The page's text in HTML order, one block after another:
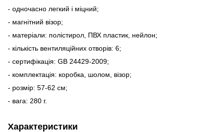
- одночасно легкий і міцний;
- магнітний візор;
- матеріали: полістирол, ПВХ пластик, нейлон;
- кількість вентиляційних отворів: 6;
- сертифікація: GB 24429-2009;
- комплектація: коробка, шолом, візор;
- розмір: 57-62 см;
- вага: 280 г.
Характеристики